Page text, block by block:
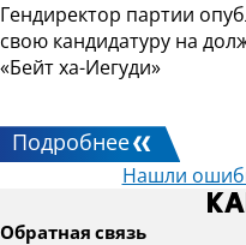
Гендиректор партии
свою кандидатуру на
«Бейт ха-Иегуди»
Подробнее
Нашли
Обратная связь